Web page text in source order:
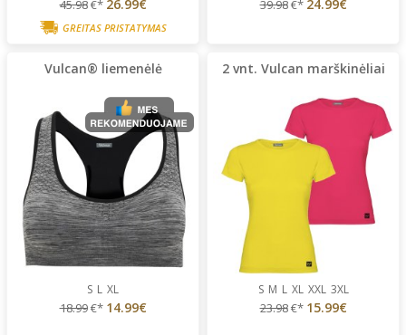
45.98€* 26.99€
GREITAS PRISTATYMAS
39.98€* 24.99€
Vulcan® liemenėlė
S L XL
18.99€* 14.99€
2 vnt. Vulcan marškinėliai
S M L XL XXL 3XL
23.98€* 15.99€